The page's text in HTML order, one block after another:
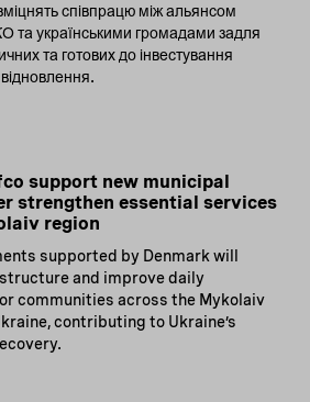
співпрацю між альянсом
українськими громадами задля
та готових до інвестування
support new municipal
strengthen essential services
region
supported by Denmark will
and improve daily
communities across the Mykolaiv
contributing to Ukraine’s